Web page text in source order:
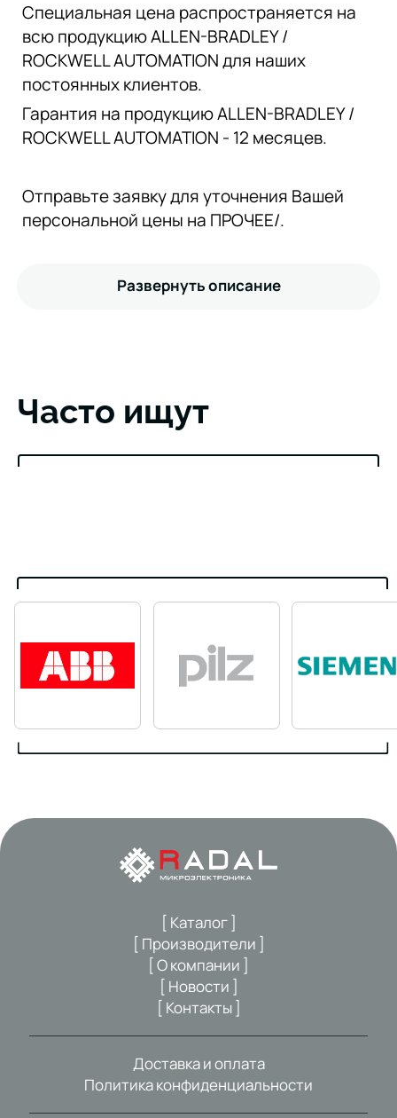
Специальная цена распространяется на
всю продукцию ALLEN-BRADLEY /
ROCKWELL AUTOMATION для наших
постоянных клиентов.
Гарантия на продукцию ALLEN-BRADLEY /
ROCKWELL AUTOMATION - 12 месяцев.
Отправьте заявку для уточнения Вашей
персональной цены на ПРОЧЕЕ/.
Развернуть описание
Часто ищут
[ Каталог ]
[ Производители ]
[ О компании ]
[ Новости ]
[ Контакты ]
Доставка и оплата
Политика конфиденциальности